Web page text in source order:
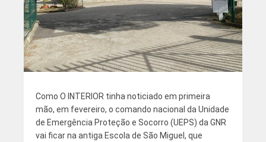
Como O INTERIOR tinha noticiado em primeira
mão, em fevereiro, o comando nacional da Unidade
de Emergência Proteção e Socorro (UEPS) da GNR
vai ficar na antiga Escola de São Miguel, que